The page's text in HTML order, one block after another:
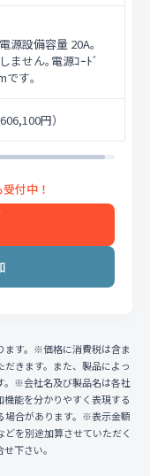
源設備容量 20A｡
ません｡電源ｺｰﾄﾞ
です｡
円）
ます。※価格に消費税は含ま
きます。また、製品によっ
。※会社名及び製品名は各社
能を分かりやすく表現する
場合があります。※表示金額
を別途加算させていただく
下さい。